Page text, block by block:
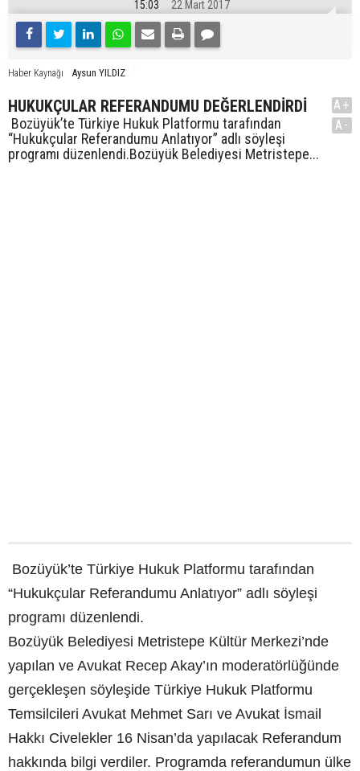
15:03 22 Mart 2017
Haber Kaynağı Aysun YILDIZ
HUKUKÇULAR REFERANDUMU DEĞERLENDİRDİ
Bozüyük’te Türkiye Hukuk Platformu tarafından
“Hukukçular Referandumu Anlatıyor” adlı söyleşi
programı düzenlendi.Bozüyük Belediyesi Metristepe...
A+
A-
Bozüyük’te Türkiye Hukuk Platformu tarafından
“Hukukçular Referandumu Anlatıyor” adlı söyleşi
programı düzenlendi.
Bozüyük Belediyesi Metristepe Kültür Merkezi’nde
yapılan ve Avukat Recep Akay’ın moderatörlüğünde
gerçekleşen söyleşide Türkiye Hukuk Platformu
Temsilcileri Avukat Mehmet Sarı ve Avukat İsmail
Hakkı Civelekler 16 Nisan’da yapılacak Referandum
hakkında bilgi verdiler. Programda referandumun ülke